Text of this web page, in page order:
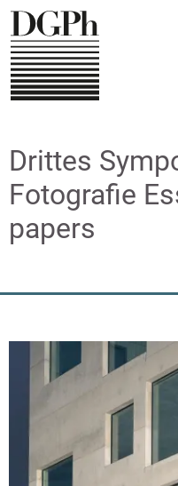
Direkt
zum
Inhalt
Drittes
Fotografie
papers